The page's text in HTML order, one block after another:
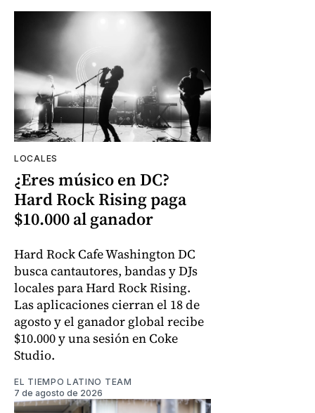
LOCALES
¿Eres músico en DC?
Hard Rock Rising paga
$10.000 al ganador
Hard Rock Cafe Washington DC
busca cantautores, bandas y DJs
locales para Hard Rock Rising.
Las aplicaciones cierran el 18 de
agosto y el ganador global recibe
$10.000 y una sesión en Coke
Studio.
EL TIEMPO LATINO TEAM
7 de agosto de 2026